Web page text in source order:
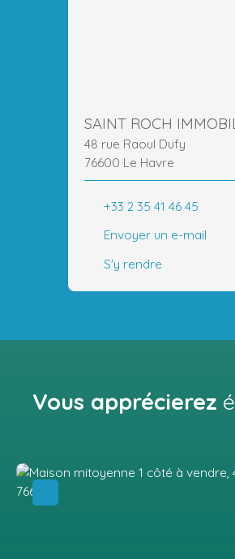
SAINT ROCH
48 rue Raoul Dufy
76600 Le Havre
+33 2 35 41 46 45
Envoyer un e-mail
S'y rendre
Vous apprécierez